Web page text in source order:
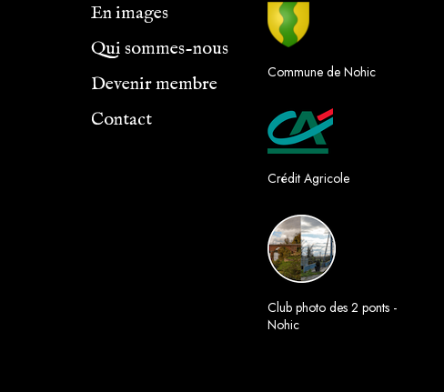
En images
Qui sommes-nous
Devenir membre
Contact
o
o
m
Commune de Nohic
Crédit Agricole
Club photo des 2 ponts -
Nohic